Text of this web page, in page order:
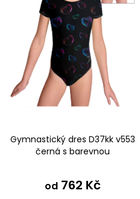
Gymnastický dres D37kk v553
černá s barevnou
od762 Kč